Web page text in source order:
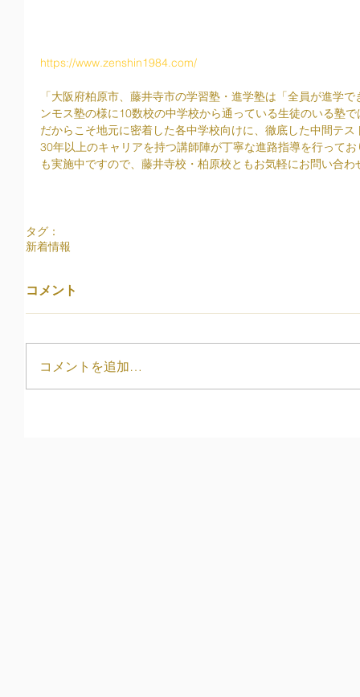
https://www.zenshin1984.com/
「大阪府柏原市、藤井寺市の学習塾・進学塾は「全員が進学
ンモス塾の様に10数校の中学校から通っている生徒のいる塾
だからこそ地元に密着した各中学校向けに、徹底した中間テ
30年以上のキャリアを持つ講師陣が丁寧な進路指導を行って
も実施中ですので、藤井寺校・柏原校ともお気軽にお問い合わ
タグ：
新着情報
コメント
コメントを追加…